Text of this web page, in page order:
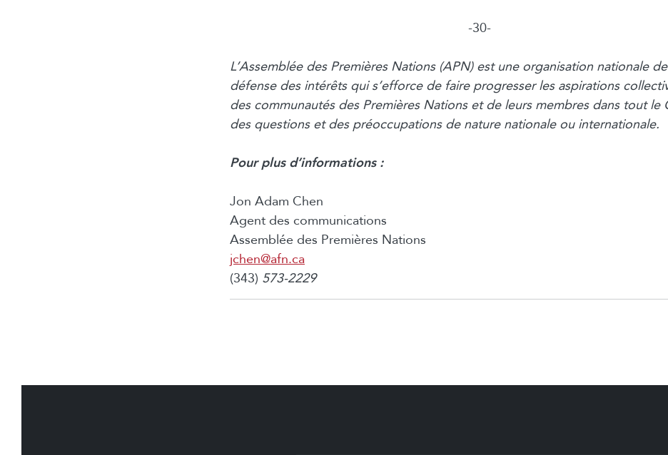
-30-
L’Assemblée des Premières Nations (APN) est une organisation nationale de
défense des intérêts qui s’efforce de faire progresser les aspirations
des communautés des Premières Nations et de leurs membres dans tout le
des questions et des préoccupations de nature nationale ou internationale.
Pour plus d’informations :
Jon Adam Chen
Agent des communications
Assemblée des Premières Nations
jchen@afn.ca
(343) 573-2229